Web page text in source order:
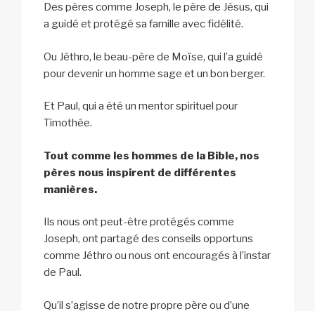
Des pères comme Joseph, le père de Jésus, qui
a guidé et protégé sa famille avec fidélité.
Ou Jéthro, le beau-père de Moïse, qui l’a guidé
pour devenir un homme sage et un bon berger.
Et Paul, qui a été un mentor spirituel pour
Timothée.
Tout comme les hommes de la Bible, nos
pères nous inspirent de différentes
manières.
Ils nous ont peut-être protégés comme
Joseph, ont partagé des conseils opportuns
comme Jéthro ou nous ont encouragés à l’instar
de Paul.
Qu’il s’agisse de notre propre père ou d’une